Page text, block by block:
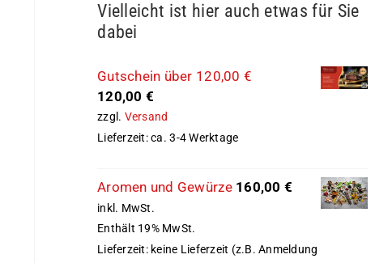
Vielleicht ist hier auch etwas für Sie
dabei
Gutschein über 120,00 €
120,00 €
zzgl. Versand
Lieferzeit: ca. 3-4 Werktage
Aromen und Gewürze 160,00 €
inkl. MwSt.
Enthält 19% MwSt.
Lieferzeit: keine Lieferzeit (z.B. Anmeldung